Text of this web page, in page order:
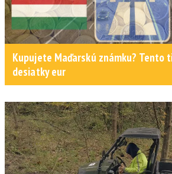
Kupujete Maďarskú známku? Tento
desiatky eur